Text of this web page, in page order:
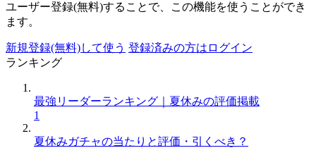
ユーザー登録(無料)することで、この機能を使うことができ
ます。
新規登録(無料)して使う 登録済みの方はログイン
ランキング
最強リーダーランキング｜夏休みの評価掲載
1
夏休みガチャの当たりと評価・引くべき？